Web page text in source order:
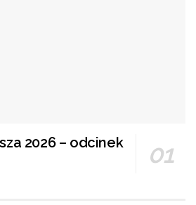
2026 – odcinek